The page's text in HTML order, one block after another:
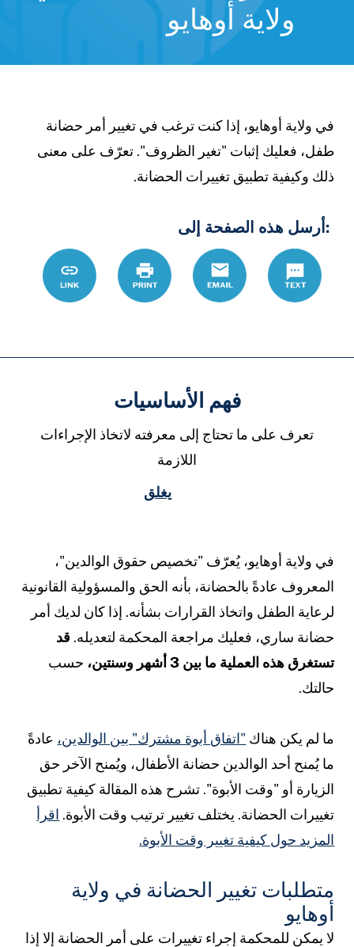
ولاية أوهايو
في ولاية أوهايو، إذا كنت ترغب في تغيير أمر حضانة
طفل، فعليك إثبات "تغير الظروف". تعرّف على معنى
ذلك وكيفية تطبيق تغييرات الحضانة.
:أرسل هذه الصفحة إلى
Text
Email
Print
Link
فهم الأساسيات
تعرف على ما تحتاج إلى معرفته لاتخاذ الإجراءات
اللازمة
يغلق
في ولاية أوهايو، يُعرّف "تخصيص حقوق الوالدين"،
المعروف عادةً بالحضانة، بأنه الحق والمسؤولية القانونية
لرعاية الطفل واتخاذ القرارات بشأنه. إذا كان لديك أمر
حضانة ساري، فعليك مراجعة المحكمة لتعديله.قد
تستغرق هذه العملية ما بين 3 أشهر وسنتين،
حسب
حالتك.
ما لم يكن هناك"اتفاق أبوة مشترك" بين الوالدين،عادةً
ما يُمنح أحد الوالدين حضانة الأطفال، ويُمنح الآخر حق
الزيارة أو "وقت الأبوة". تشرح هذه المقالة كيفية تطبيق
تغييرات الحضانة. يختلف تغيير ترتيب وقت الأبوة.اقرأ
المزيد حول كيفية تغيير وقت الأبوة.
متطلبات تغيير الحضانة في ولاية
أوهايو
لا يمكن للمحكمة إجراء تغييرات على أمر الحضانة إلا إذا